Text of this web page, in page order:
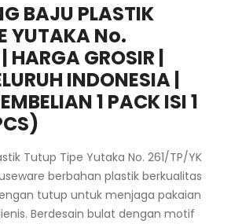
BAJU PLASTIK
YUTAKA No.
HARGA GROSIR |
INDONESIA |
1 PACK ISI 1
Tutup Tipe Yutaka No. 261/TP/YK
berbahan plastik berkualitas
tutup untuk menjaga pakaian
Berdesain bulat dengan motif